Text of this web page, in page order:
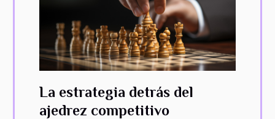
La estrategia detrás del
ajedrez competitivo